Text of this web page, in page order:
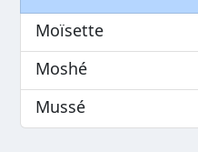
Moïsette
Moshé
Mussé